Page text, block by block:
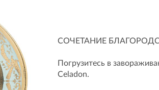
СОЧЕТАНИЕ
Погрузитесь в
Celadon.